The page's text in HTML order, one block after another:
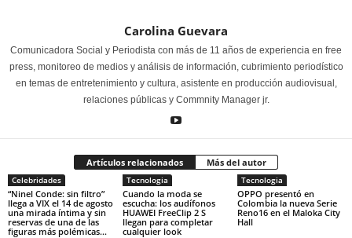
Carolina Guevara
Comunicadora Social y Periodista con más de 11 años de experiencia en free
press, monitoreo de medios y análisis de información, cubrimiento periodístico
en temas de entretenimiento y cultura, asistente en producción audiovisual,
relaciones públicas y Commnity Manager jr.
Artículos relacionados Más del autor
Celebridades
“Ninel Conde: sin filtro”
llega a VIX el 14 de agosto
una mirada íntima y sin
reservas de una de las
figuras más polémicas...
Tecnologia
Cuando la moda se
escucha: los audífonos
HUAWEI FreeClip 2 S
llegan para completar
cualquier look
Tecnologia
OPPO presentó en
Colombia la nueva Serie
Reno16 en el Maloka City
Hall